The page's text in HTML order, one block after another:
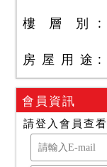
樓 層 別
房 屋 用 途
會員資訊
請登入會員查看